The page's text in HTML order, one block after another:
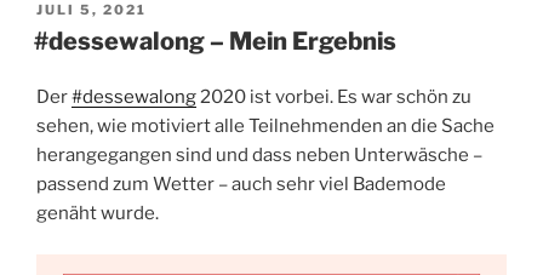
VERÖFFENTLICHT
AM
JULI 5, 2021
#dessewalong – Mein Ergebnis
Der#dessewalong2020 ist vorbei. Es war schön zu
sehen, wie motiviert alle Teilnehmenden an die Sache
herangegangen sind und dass neben Unterwäsche –
passend zum Wetter – auch sehr viel Bademode
genäht wurde.